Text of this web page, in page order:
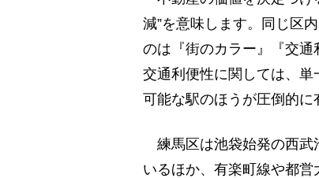
減”を意味します。同じ区
のは『街のカラー』『交
交通利便性に関しては、単
可能な駅のほうが圧倒的
練馬区は池袋始発の西武
いるほか、有楽町線や都